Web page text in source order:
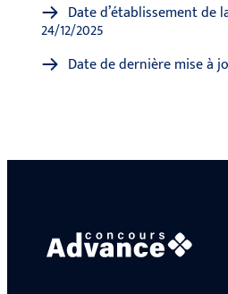
Date d’établissement de
24/12/2025
Date de dernière mise à